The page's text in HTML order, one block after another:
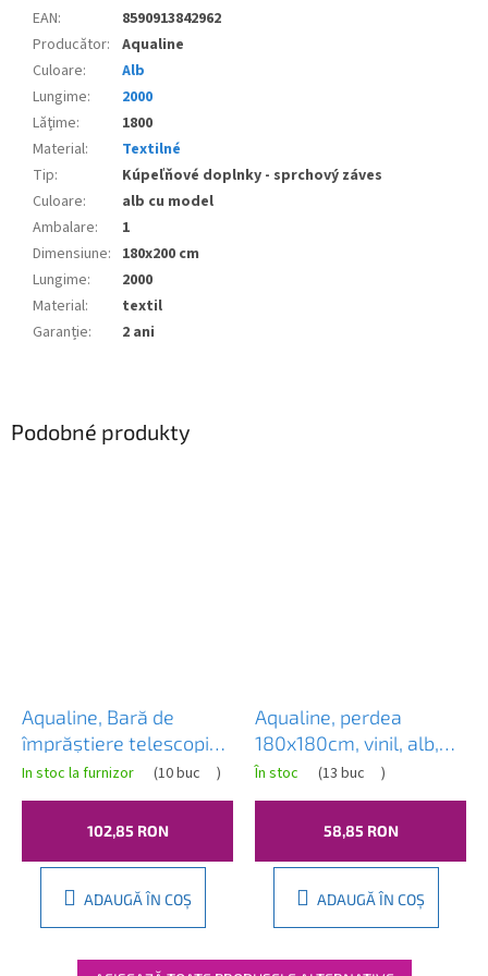
EAN:
8590913842962
Producător: Aqualine
Culoare:
Alb
Lungime:
2000
Lăţime:
1800
Material:
Textilné
Tip:
Kúpeľňové doplnky - sprchový záves
Culoare:
alb cu model
Ambalare:
1
Dimensiune: 180x200 cm
Lungime:
2000
Material:
textil
Garanție: 2 ani
Podobné produkty
Aqualine, Bară de
împrăștiere telescopică
118-215cm, alb, 4061
In stoc la furnizor (10 buc )
102,85 RON
ADAUGĂ ÎN COŞ
Aqualine, perdea
180x180cm, vinil, alb,
0201003 B
În stoc (13 buc )
58,85 RON
ADAUGĂ ÎN COŞ